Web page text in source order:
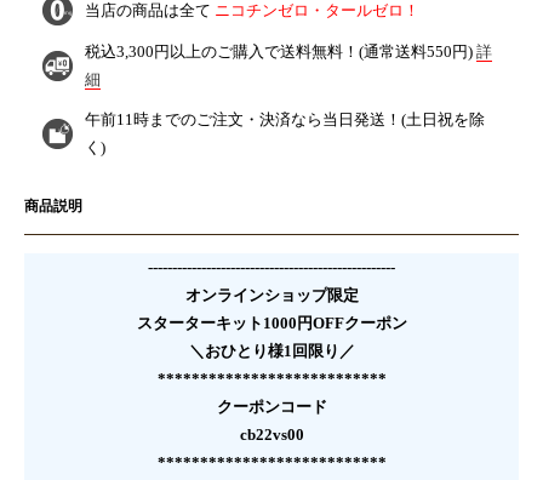
当店の商品は全て ニコチンゼロ・タールゼロ！
税込3,300円以上のご購入で送料無料！ (通常送料550円) 詳
細
午前11時までのご注文・決済なら 当日発送！ (土日祝を除
く)
商品説明
---------------------------------------------------
オンラインショップ限定
スターターキット1000円OFFクーポン
＼おひとり様1回限り／
***************************
クーポンコード
cb22vs00
***************************